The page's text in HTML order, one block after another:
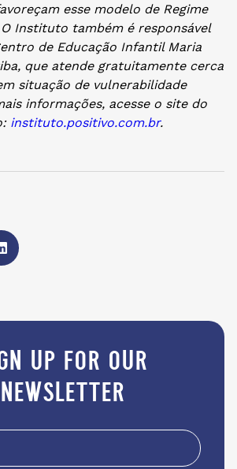
esse modelo de Regime
Instituto também é responsável
de Educação Infantil Maria
que atende gratuitamente cerca
situação de vulnerabilidade
informações, acesse o site do
instituto.positivo.com.br.
up for our
newsletter